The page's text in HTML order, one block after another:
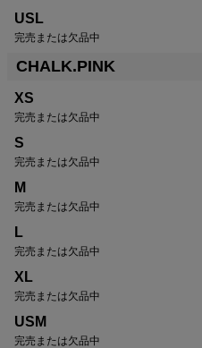
USL
完売または欠品中
CHALK.PINK
XS
完売または欠品中
S
完売または欠品中
M
完売または欠品中
L
完売または欠品中
XL
完売または欠品中
USM
完売または欠品中